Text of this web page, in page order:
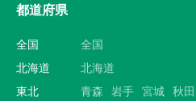
都道府県
全国
全国
北海道
北海道
東北
青森 岩手 宮城 秋田